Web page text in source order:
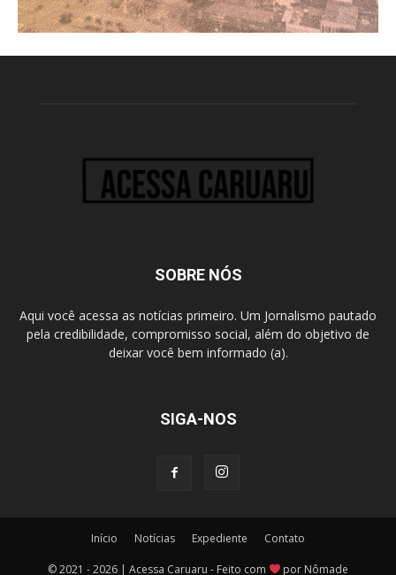
SOBRE NÓS
Aqui você acessa as notícias primeiro. Um Jornalismo pautado
pela credibilidade, compromisso social, além do objetivo de
deixar você bem informado (a).
SIGA-NOS
Início Notícias Expediente Contato
© 2021 - 2026 | Acessa Caruaru - Feito com por Nômade